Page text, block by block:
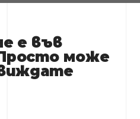
е във
може